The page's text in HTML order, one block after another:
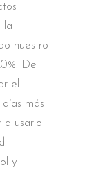
la
nuestro
De
el
más
a usarlo
y